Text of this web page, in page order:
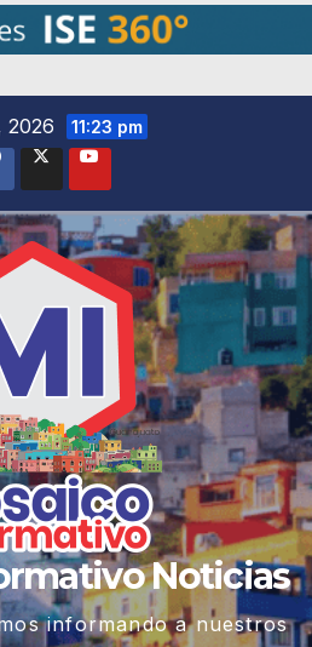
2026
11:23 pm
Noticias
informando a nuestros